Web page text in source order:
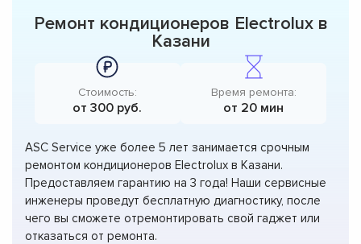
Ремонт кондиционеров Electrolux в
Казани
Стоимость:
от 300 руб.
Время ремонта:
от 20 мин
ASC Service уже более 5 лет занимается срочным
ремонтом кондиционеров Electrolux в Казани.
Предоставляем гарантию на 3 года! Наши сервисные
инженеры проведут бесплатную диагностику, после
чего вы сможете отремонтировать свой гаджет или
отказаться от ремонта.